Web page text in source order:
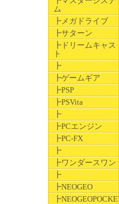
ム
┣メガドライブ
┣サターン
┣ドリームキャス
ト
┣
┣ゲームギア
┣PSP
┣PSVita
┣
┣PCエンジン
┣PC-FX
┣
┣ワンダースワン
┣
┣NEOGEO
┣NEOGEOPOCKET